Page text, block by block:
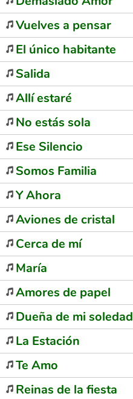
Vuelves a pensar
El único habitante
Salida
Allí estaré
No estás sola
Ese Silencio
Somos Familia
Y Ahora
Aviones de cristal
Cerca de mí
María
Amores de papel
Dueña de mi soledad
La Estación
Te Amo
Reinas de la fiesta